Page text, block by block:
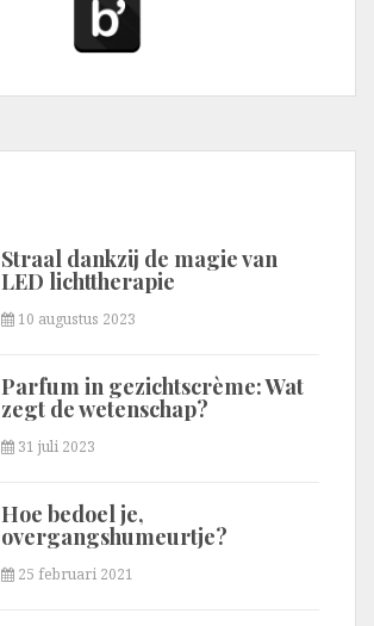
Straal dankzij de magie van
LED lichttherapie
10 augustus 2023
Parfum in gezichtscrème: Wat
zegt de wetenschap?
31 juli 2023
Hoe bedoel je,
overgangshumeurtje?
25 februari 2021